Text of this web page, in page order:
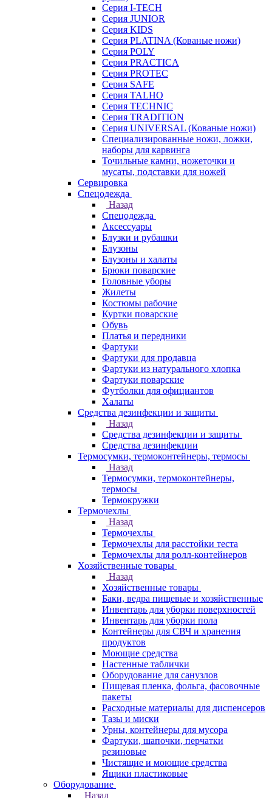
Серия I-TECH
Серия JUNIOR
Серия KIDS
Серия PLATINA (Кованые ножи)
Серия POLY
Серия PRACTICA
Серия PROTEC
Серия SAFE
Серия TALHO
Серия TECHNIC
Серия TRADITION
Серия UNIVERSAL (Кованые ножи)
Специализированные ножи, ложки,
наборы для карвинга
Точильные камни, ножеточки и
мусаты, подставки для ножей
Сервировка
Спецодежда
Назад
Спецодежда
Аксессуары
Блузки и рубашки
Блузоны
Блузоны и халаты
Брюки поварские
Головные уборы
Жилеты
Костюмы рабочие
Куртки поварские
Обувь
Платья и передники
Фартуки
Фартуки для продавца
Фартуки из натурального хлопка
Фартуки поварские
Футболки для официантов
Халаты
Средства дезинфекции и защиты
Назад
Средства дезинфекции и защиты
Средства дезинфекции
Термосумки, термоконтейнеры, термосы
Назад
Термосумки, термоконтейнеры,
термосы
Термокружки
Термочехлы
Назад
Термочехлы
Термочехлы для расстойки теста
Термочехлы для ролл-контейнеров
Хозяйственные товары
Назад
Хозяйственные товары
Баки, ведра пищевые и хозяйственные
Инвентарь для уборки поверхностей
Инвентарь для уборки пола
Контейнеры для СВЧ и хранения
продуктов
Моющие средства
Настенные таблички
Оборудование для санузлов
Пищевая пленка, фольга, фасовочные
пакеты
Расходные материалы для диспенсеров
Тазы и миски
Урны, контейнеры для мусора
Фартуки, шапочки, перчатки
резиновые
Чистящие и моющие средства
Ящики пластиковые
Оборудование
Назад